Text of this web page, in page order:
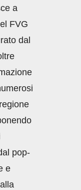
a
FVG
dal
pop-
e